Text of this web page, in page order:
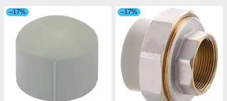
–17% –17%